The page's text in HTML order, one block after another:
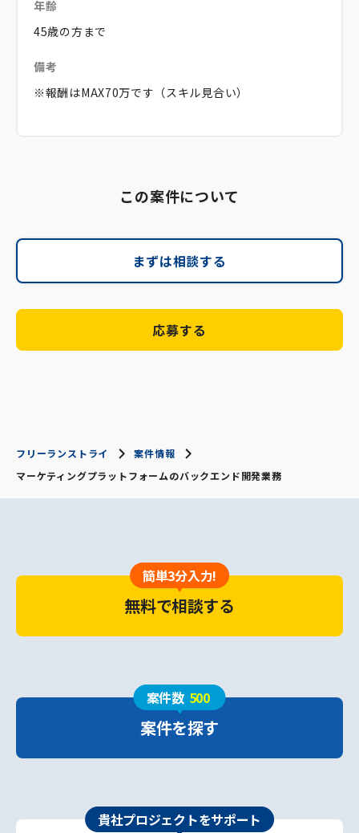
年齢
45歳の方まで
備考
※報酬はMAX70万です（スキル見合い）
この案件について
まずは相談する
応募する
フリーランストライ
案件情報
マーケティングプラットフォームのバックエンド開発業務
簡単3分入力!
無料で相談する
案件数 500
案件を探す
貴社プロジェクトをサポート